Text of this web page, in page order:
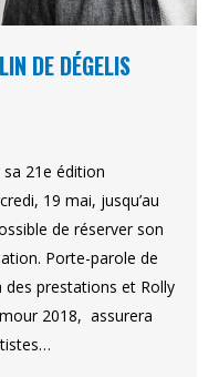
DE DÉGELIS
21e édition
19 mai, jusqu’au
de réserver son
Porte-parole de
des prestations et Rolly
2018, assurera